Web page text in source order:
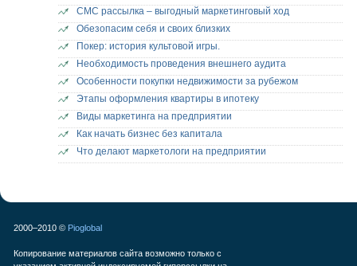
СМС рассылка – выгодный маркетинговый ход
Обезопасим себя и своих близких
Покер: история культовой игры.
Необходимость проведения внешнего аудита
Особенности покупки недвижимости за рубежом
Этапы оформления квартиры в ипотеку
Виды маркетинга на предприятии
Как начать бизнес без капитала
Что делают маркетологи на предприятии
2000–2010 © Pioglobal
Копирование материалов сайта возможно только с